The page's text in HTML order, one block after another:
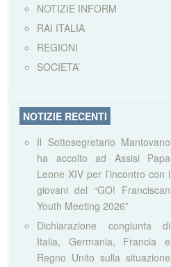
NOTIZIE INFORM
RAI ITALIA
REGIONI
SOCIETA’
NOTIZIE RECENTI
Il Sottosegretario Mantovano
ha accolto ad Assisi Papa
Leone XIV per l’incontro con i
giovani del “GO! Franciscan
Youth Meeting 2026”
Dichiarazione congiunta di
Italia, Germania, Francia e
Regno Unito sulla situazione